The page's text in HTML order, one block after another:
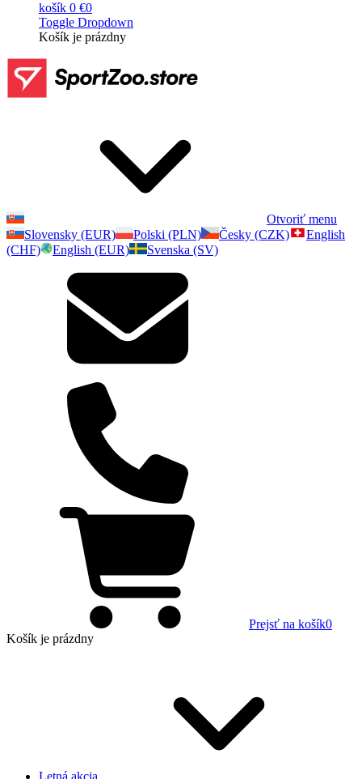
košík 0 €0
Toggle Dropdown
Košík je prázdny
Otvoriť menu
Slovensky (EUR)
Polski (PLN) Česky (CZK)
English
(CHF)
English (EUR) Svenska (SV)
Prejsť na košík0
Košík je prázdny
Letná akcia